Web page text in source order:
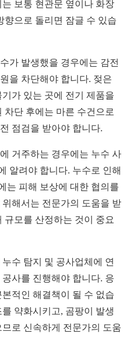
보통 현관문 옆이나 화장
향으로 돌리면 잠글 수 있습
가 발생했을 경우에는 감전
을 차단해야 합니다. 젖은
가 있는 곳에 전기 제품을
차단 후에는 마른 수건으로
점검을 받아야 합니다.
거주하는 경우에는 누수 사
알려야 합니다. 누수로 인해
는 피해 보상에 대한 협의를
해서는 전문가의 도움을 받
규모를 산정하는 것이 중요
수 탐지 및 공사업체에 연
사를 진행해야 합니다. 응
적인 해결책이 될 수 없습
약화시키고, 곰팡이 발생
로 신속하게 전문가의 도움